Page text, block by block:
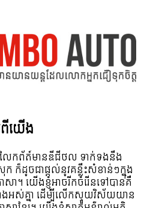
យើង
រំលែកព័ត៍មានឌីជីថល ទាក់ទងនឹង
ក៏ដូចជាផ្តល់នូវគន្លឹះសំខាន់ៗក្នុង
សា។ យើងខ្ញុំអាចរីកចំរើនទៅបានគឺ
អស់គ្នា ដើម្បីលើកស្ទួយវិស័យយាន